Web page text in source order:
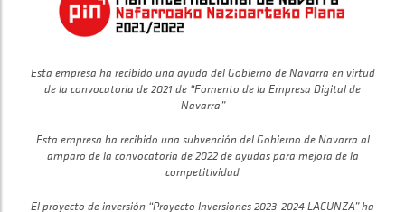
Esta empresa ha recibido una ayuda del Gobierno de Navarra en virtud
de la convocatoria de 2021 de “Fomento de la Empresa Digital de
Navarra”
Esta empresa ha recibido una subvención del Gobierno de Navarra al
amparo de la convocatoria de 2022 de ayudas para mejora de la
competitividad
El proyecto de inversión “Proyecto Inversiones 2023-2024 LACUNZA” ha